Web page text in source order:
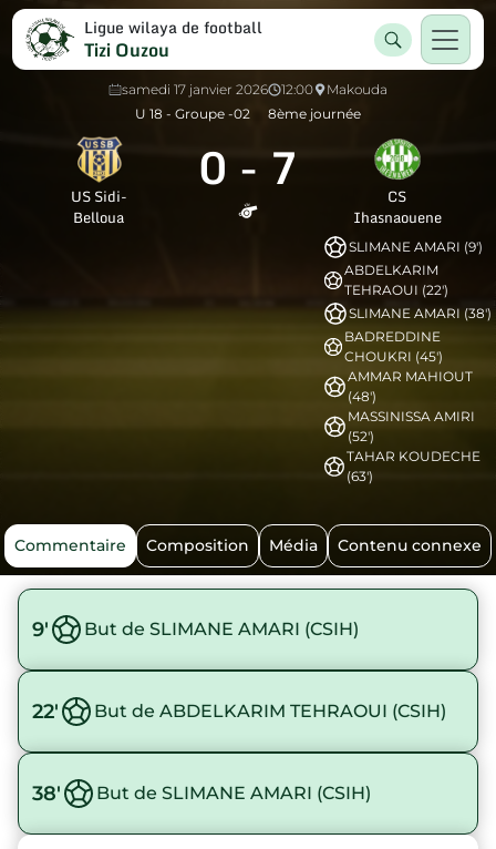
Ligue wilaya de football
Tizi Ouzou
samedi 17 janvier 2026 12:00
Makouda
U 18 - Groupe -02
8ème journée
US Sidi-
Belloua
0 - 7
CS
Ihasnaouene
SLIMANE AMARI (9')
ABDELKARIM
TEHRAOUI (22')
SLIMANE AMARI (38')
BADREDDINE
CHOUKRI (45')
AMMAR MAHIOUT
(48')
MASSINISSA AMIRI
(52')
TAHAR KOUDECHE
(63')
Commentaire Composition Média Contenu connexe
9' But de SLIMANE AMARI (CSIH)
22' But de ABDELKARIM TEHRAOUI (CSIH)
38' But de SLIMANE AMARI (CSIH)